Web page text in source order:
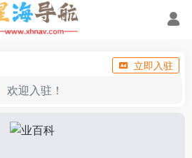
立即入驻
欢迎入驻！